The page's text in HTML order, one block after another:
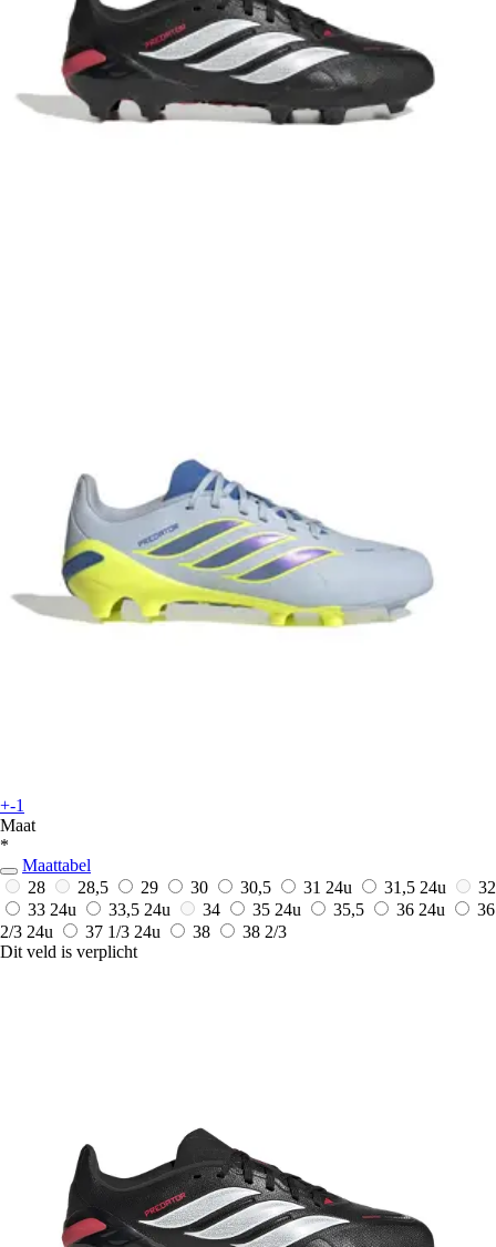
+-1
Maat
*
Maattabel
28
28,5 29 30 30,5 31 24u 31,5 24u
32
33 24u 33,5 24u 34 35 24u 35,5 36 24u
36
2/3 24u 37 1/3 24u 38
38 2/3
Dit veld is verplicht